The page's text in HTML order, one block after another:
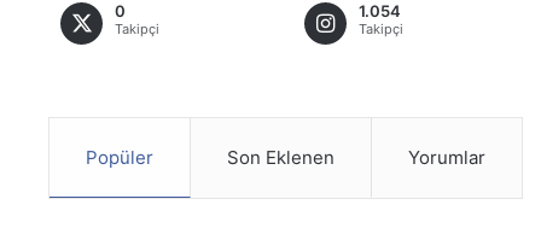
0
Takipçi
1.054
Takipçi
Popüler Son Eklenen Yorumlar